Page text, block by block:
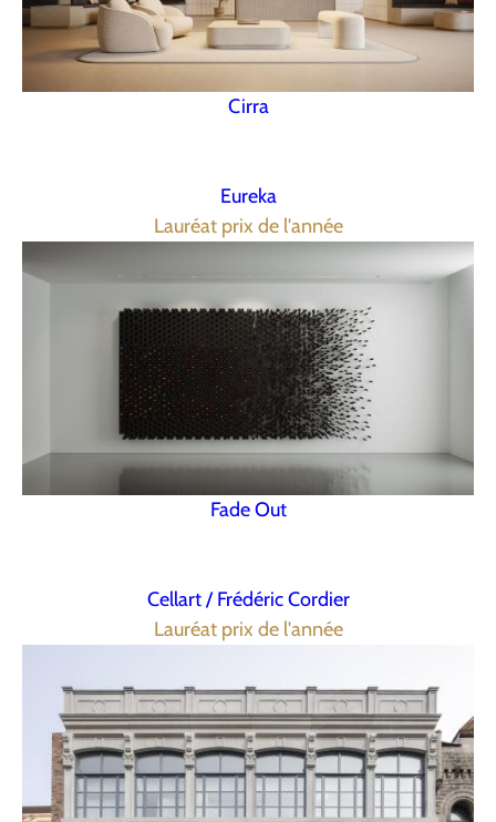
Cirra
Eureka
Lauréat prix de l'année
Fade Out
Cellart / Frédéric Cordier
Lauréat prix de l'année